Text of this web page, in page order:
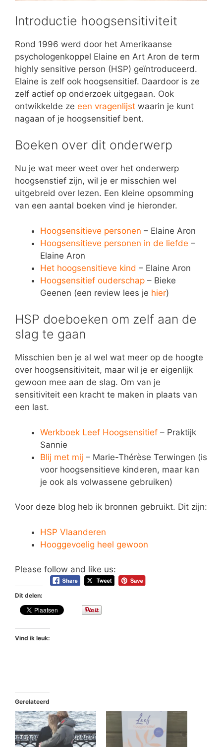
Introductie hoogsensitiviteit
Rond 1996 werd door het Amerikaanse
psychologenkoppel Elaine en Art Aron de term
highly sensitive person (HSP) geïntroduceerd.
Elaine is zelf ook hoogsensitief. Daardoor is ze
zelf actief op onderzoek uitgegaan. Ook
ontwikkelde ze een vragenlijst waarin je kunt
nagaan of je hoogsensitief bent.
Boeken over dit onderwerp
Nu je wat meer weet over het onderwerp
hoogsenstief zijn, wil je er misschien wel
uitgebreid over lezen. Een kleine opsomming
van een aantal boeken vind je hieronder.
Hoogsensitieve personen – Elaine Aron
Hoogsensitieve personen in de liefde –
Elaine Aron
Het hoogsensitieve kind – Elaine Aron
Hoogsensitief ouderschap – Bieke
Geenen (een review lees je hier)
HSP doeboeken om zelf aan de
slag te gaan
Misschien ben je al wel wat meer op de hoogte
over hoogsensitiviteit, maar wil je er eigenlijk
gewoon mee aan de slag. Om van je
sensitiviteit een kracht te maken in plaats van
een last.
Werkboek Leef Hoogsensitief – Praktijk
Sannie
Blij met mij – Marie-Thérèse Terwingen (is
voor hoogsensitieve kinderen, maar kan
je ook als volwassene gebruiken)
Voor deze blog heb ik bronnen gebruikt. Dit zijn:
HSP Vlaanderen
Hooggevoelig heel gewoon
Please follow and like us:
Dit delen:
Vind ik leuk:
Gerelateerd